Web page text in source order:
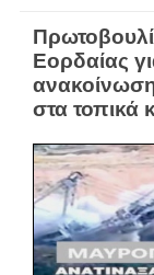
Εορδαίας
στα τοπικά